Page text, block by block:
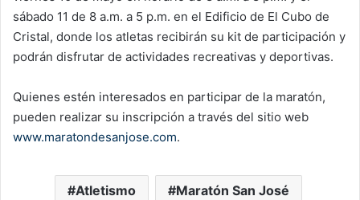
sábado 11 de 8 a.m. a 5 p.m. en el Edificio de El Cubo de
Cristal, donde los atletas recibirán su kit de participación y
podrán disfrutar de actividades recreativas y deportivas.
Quienes estén interesados en participar de la maratón,
pueden realizar su inscripción a través del sitio web
www.maratondesanjose.com.
Atletismo Maratón San José